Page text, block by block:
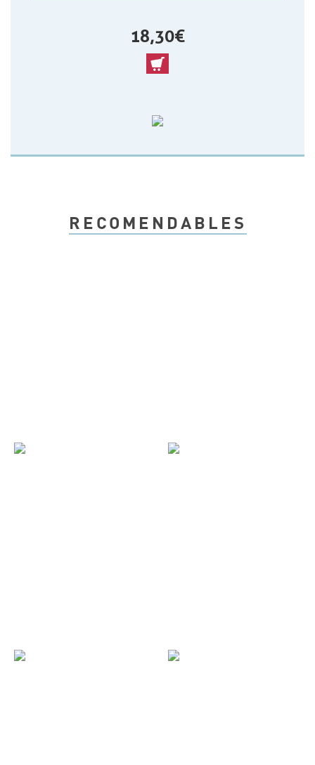
18,30 €
RECOMENDABLES